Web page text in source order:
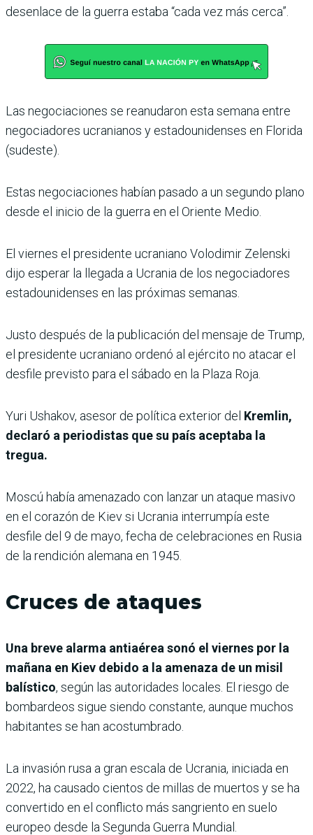
desenlace de la guerra estaba “cada vez más cerca”.
Las negociaciones se reanudaron esta semana entre
negociadores ucranianos y estadounidenses en Florida
(sudeste).
Estas negociaciones habían pasado a un segundo plano
desde el inicio de la guerra en el Oriente Medio.
El viernes el presidente ucraniano Volodimir Zelenski
dijo esperar la llegada a Ucrania de los negociadores
estadounidenses en las próximas semanas.
Justo después de la publicación del mensaje de Trump,
el presidente ucraniano ordenó al ejército no atacar el
desfile previsto para el sábado en la Plaza Roja.
Yuri Ushakov, asesor de política exterior del Kremlin,
declaró a periodistas que su país aceptaba la
tregua.
Moscú había amenazado con lanzar un ataque masivo
en el corazón de Kiev si Ucrania interrumpía este
desfile del 9 de mayo, fecha de celebraciones en Rusia
de la rendición alemana en 1945.
Cruces de ataques
Una breve alarma antiaérea sonó el viernes por la
mañana en Kiev debido a la amenaza de un misil
balístico, según las autoridades locales. El riesgo de
bombardeos sigue siendo constante, aunque muchos
habitantes se han acostumbrado.
La invasión rusa a gran escala de Ucrania, iniciada en
2022, ha causado cientos de millas de muertos y se ha
convertido en el conflicto más sangriento en suelo
europeo desde la Segunda Guerra Mundial.